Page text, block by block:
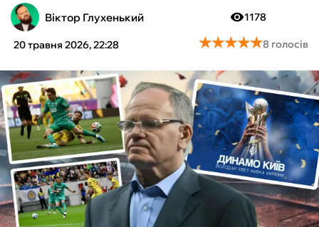
ТЕНІС
КІБЕРСПОРТ
ЧС-2026
ФУТЗАЛ
ІНШІ
БУКМЕКЕРИ
Віктор Глухенький
20 травня 2026, 22:28
1178
★★★★★
★★★★★8 голосів